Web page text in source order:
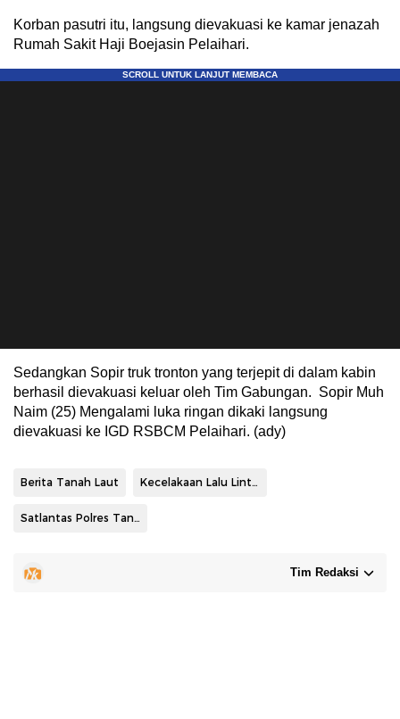
Korban pasutri itu, langsung dievakuasi ke kamar jenazah
Rumah Sakit Haji Boejasin Pelaihari.
Sedangkan Sopir truk tronton yang terjepit di dalam kabin
berhasil dievakuasi keluar oleh Tim Gabungan. Sopir Muh
Naim (25) Mengalami luka ringan dikaki langsung
dievakuasi ke IGD RSBCM Pelaihari. (ady)
Berita Tanah Laut Kecelakaan Lalu Lintas
Satlantas Polres Tanah Laut
Tim Redaksi